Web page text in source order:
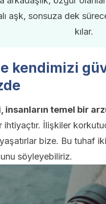
aşk, sonsuza dek
kılar.
kendimizi
insanların temel bir
ihtiyaçtır. İlişkiler
bize. Bu tuhaf
söyleyebiliriz.